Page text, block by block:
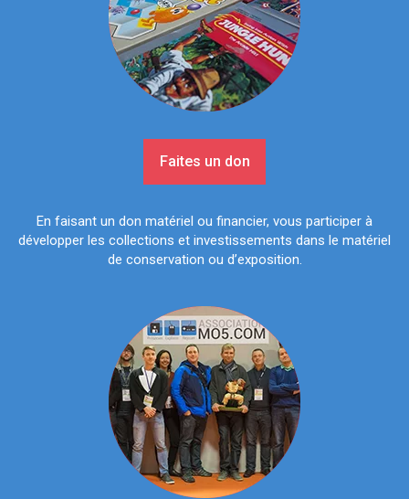
Faites un don
En faisant un don matériel ou financier, vous participer à
développer les collections et investissements dans le matériel
de conservation ou d’exposition.